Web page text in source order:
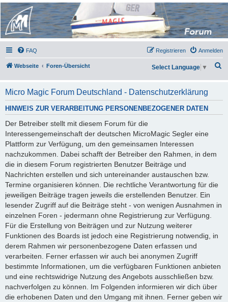
Micro Magic Forum
Deutschland
FAQ Anmelden
Registrieren
Webseite Foren-Übersicht
h
e
Select Language ▼
Micro Magic Forum Deutschland - Datenschutzerklärung
HINWEIS ZUR VERARBEITUNG PERSONENBEZOGENER DATEN
Der Betreiber stellt mit diesem Forum für die
Interessengemeinschaft der deutschen MicroMagic Segler eine
Plattform zur Verfügung, um den gemeinsamen Interessen
nachzukommen. Dabei schafft der Betreiber den Rahmen, in dem
die in diesem Forum registrierten Benutzer Beiträge und
Nachrichten erstellen und sich untereinander austauschen bzw.
Termine organisieren können. Die rechtliche Verantwortung für die
jeweiligen Beiträge tragen jeweils die erstellenden Benutzer. Ein
lesender Zugriff auf die Beiträge steht - von wenigen Ausnahmen in
einzelnen Foren - jedermann ohne Registrierung zur Verfügung.
Für die Erstellung von Beiträgen und zur Nutzung weiterer
Funktionen des Boards ist jedoch eine Registrierung notwendig, in
derem Rahmen wir personenbezogene Daten erfassen und
verarbeiten. Ferner erfassen wir auch bei anonymen Zugriff
bestimmte Informationen, um die verfügbaren Funktionen anbieten
und eine rechtswidrige Nutzung des Angebots ausschließen bzw.
nachverfolgen zu können. Im Folgenden informieren wir dich über
die erhobenen Daten und den Umgang mit ihnen. Ferner geben wir